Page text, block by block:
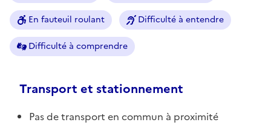
En fauteuil roulant Difficulté à entendre
Difficulté à comprendre
Transport et stationnement
Pas de transport en commun à proximité